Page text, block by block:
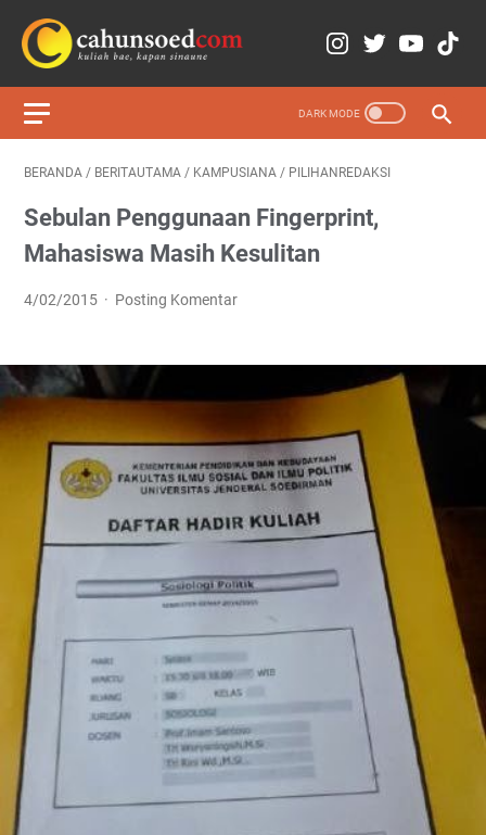
BERANDA / BERITAUTAMA / KAMPUSIANA / PILIHANREDAKSI
Sebulan Penggunaan Fingerprint,
Mahasiswa Masih Kesulitan
4/02/2015 Posting Komentar